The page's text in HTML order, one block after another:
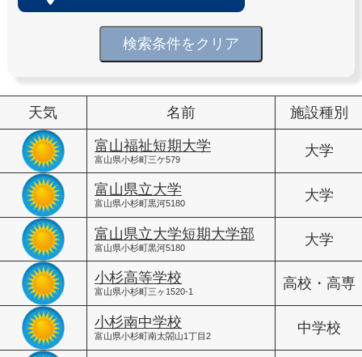
検索条件をクリア
天気 名前 施設種別
富山福祉短期大学
富山県小杉町三ケ579
大学
富山県立大学
富山県小杉町黒河5180
大学
富山県立大学短期大学部
富山県小杉町黒河5180
大学
小杉高等学校
富山県小杉町三ヶ1520-1
高校・高専
小杉南中学校
富山県小杉町南太閤山1丁目2
中学校